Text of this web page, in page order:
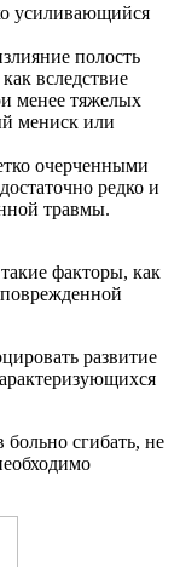
усиливающийся
полость
вследствие
менее тяжелых
мениск или
очерченными
редко и
травмы.
факторы, как
развитие
больно сгибать, не